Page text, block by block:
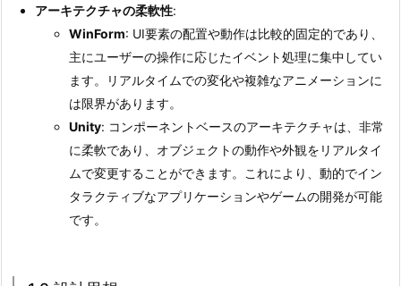
野
アーキテクチャの柔軟性:
WinForm: UI要素の配置や動作は比較的固定的であり、
主にユーザーの操作に応じたイベント処理に集中してい
ます。リアルタイムでの変化や複雑なアニメーションに
は限界があります。
Unity: コンポーネントベースのアーキテクチャは、非常
に柔軟であり、オブジェクトの動作や外観をリアルタイ
ムで変更することができます。これにより、動的でイン
タラクティブなアプリケーションやゲームの開発が可能
です。